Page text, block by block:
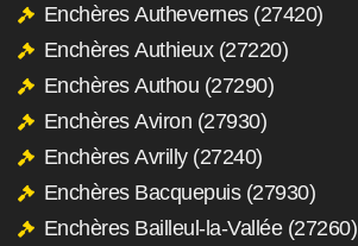
Enchères Authevernes (27420)
Enchères Authieux (27220)
Enchères Authou (27290)
Enchères Aviron (27930)
Enchères Avrilly (27240)
Enchères Bacquepuis (27930)
Enchères Bailleul-la-Vallée (27260)